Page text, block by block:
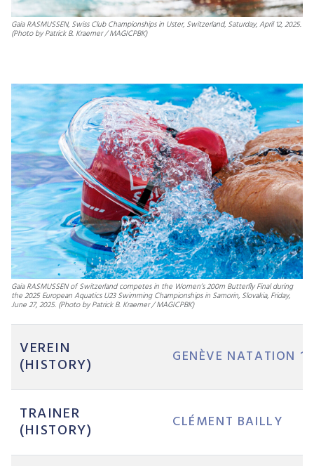
Gaia RASMUSSEN, Swiss Club Championships in Uster, Switzerland, Saturday, April 12, 2025.
(Photo by Patrick B. Kraemer / MAGICPBK)
–
LES VERNETS
Gaia RASMUSSEN of Switzerland competes in the Women’s 200m Butterfly Final during
the 2025 European Aquatics U23 Swimming Championships in Samorin, Slovakia, Friday,
June 27, 2025. (Photo by Patrick B. Kraemer / MAGICPBK)
VEREIN
(HISTORY) GENÈVE NATATION
TRAINER
(HISTORY) CLÉMENT BAILLY